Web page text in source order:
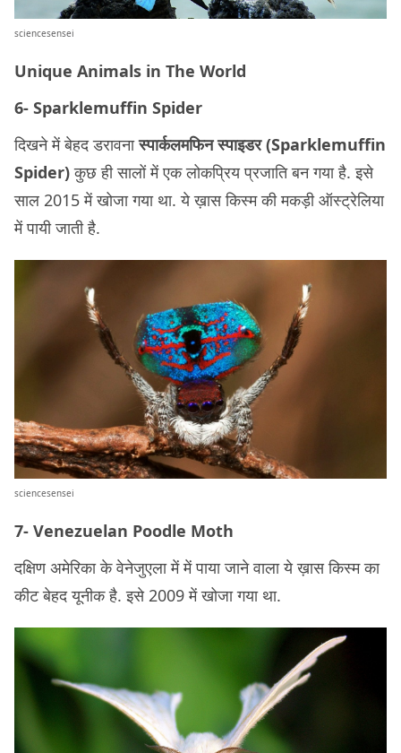
sciencesensei
Unique Animals in The World
6- Sparklemuffin Spider
दिखने में बेहद डरावनास्पार्कलमफिन स्पाइडर (Sparklemuffin
Spider)कुछ ही सालों में एक लोकप्रिय प्रजाति बन गया है. इसे
साल 2015 में खोजा गया था. ये ख़ास किस्म की मकड़ी ऑस्ट्रेलिया
में पायी जाती है.
sciencesensei
7- Venezuelan Poodle Moth
दक्षिण अमेरिका के वेनेजुएला में में पाया जाने वाला ये ख़ास किस्म का
कीट बेहद यूनीक है. इसे 2009 में खोजा गया था.